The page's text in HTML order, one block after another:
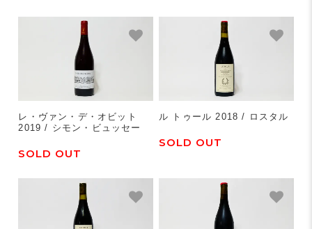
レ・ヴァン・デ・オビット
2019 / シモン・ビュッセー
SOLD OUT
ル トゥール 2018 / ロスタル
SOLD OUT